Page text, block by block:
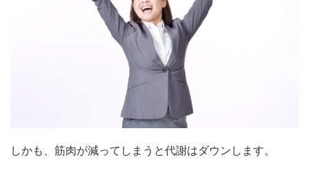
しかも、筋肉が減ってしまうと代謝はダウンします。